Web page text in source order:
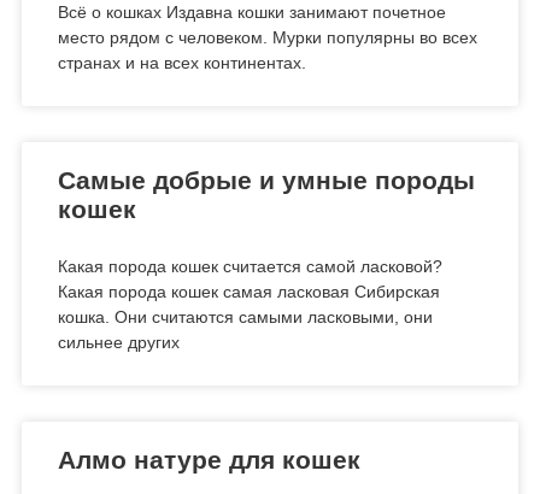
Всё о кошках Издавна кошки занимают почетное
место рядом с человеком. Мурки популярны во всех
странах и на всех континентах.
Самые добрые и умные породы
кошек
Какая порода кошек считается самой ласковой?
Какая порода кошек самая ласковая Сибирская
кошка. Они считаются самыми ласковыми, они
сильнее других
Алмо натуре для кошек